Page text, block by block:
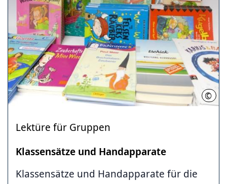
©
Lektüre für Gruppen
Klassensätze und Handapparate
Klassensätze und Handapparate für die